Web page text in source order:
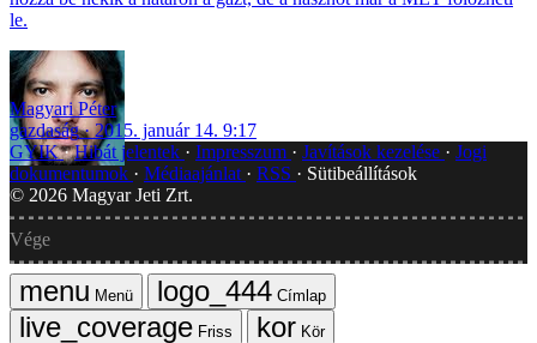
le.
Magyari Péter
gazdaság
2015. január 14. 9:17
GYIK Hibát jelentek Impresszum Javítások kezelése
Jogi
dokumentumok
Médiaajánlat RSS
Sütibeállítások
© 2026 Magyar Jeti Zrt.
Vége
Menü
Címlap
Friss
Kör